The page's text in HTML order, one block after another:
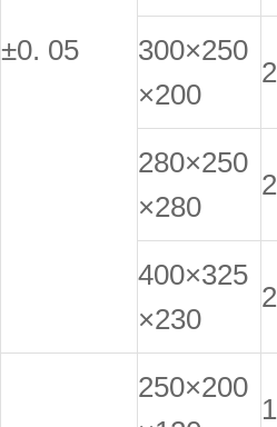
±0. 05
300×250
×200
280×250
×280
400×325
×230
250×200